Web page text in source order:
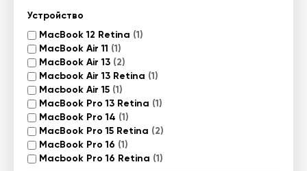
Устройство
MacBook 12 Retina (1)
MacBook Air 11 (1)
MacBook Air 13 (2)
Macbook Air 13 Retina (1)
Macbook Air 15 (1)
MacBook Pro 13 Retina (1)
MacBook Pro 14 (1)
MacBook Pro 15 Retina (2)
MacBook Pro 16 (1)
Macbook Pro 16 Retina (1)